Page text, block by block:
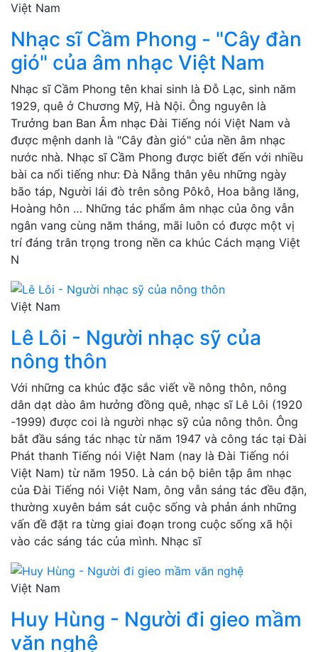
Việt Nam
Nhạc sĩ Cầm Phong - "Cây đàn
gió" của âm nhạc Việt Nam
Nhạc sĩ Cầm Phong tên khai sinh là Đỗ Lạc, sinh năm
1929, quê ở Chương Mỹ, Hà Nội. Ông nguyên là
Trưởng ban Ban Âm nhạc Đài Tiếng nói Việt Nam và
được mệnh danh là "Cây đàn gió" của nền âm nhạc
nước nhà. Nhạc sĩ Cầm Phong được biết đến với nhiều
bài ca nổi tiếng như: Đà Nẵng thân yêu những ngày
bão táp, Người lái đò trên sông Pôkô, Hoa bằng lăng,
Hoàng hôn … Những tác phẩm âm nhạc của ông vẫn
ngân vang cùng năm tháng, mãi luôn có được một vị
trí đáng trân trọng trong nền ca khúc Cách mạng Việt
N
Việt Nam
Lê Lôi - Người nhạc sỹ của
nông thôn
Với những ca khúc đặc sắc viết về nông thôn, nông
dân dạt dào âm hưởng đồng quê, nhạc sĩ Lê Lôi (1920
-1999) được coi là người nhạc sỹ của nông thôn. Ông
bắt đầu sáng tác nhạc từ năm 1947 và công tác tại Đài
Phát thanh Tiếng nói Việt Nam (nay là Đài Tiếng nói
Việt Nam) từ năm 1950. Là cán bộ biên tập âm nhạc
của Đài Tiếng nói Việt Nam, ông vẫn sáng tác đều đặn,
thường xuyên bám sát cuộc sống và phản ánh những
vấn đề đặt ra từng giai đoạn trong cuộc sống xã hội
vào các sáng tác của mình. Nhạc sĩ
Việt Nam
Huy Hùng - Người đi gieo mầm
văn nghệ